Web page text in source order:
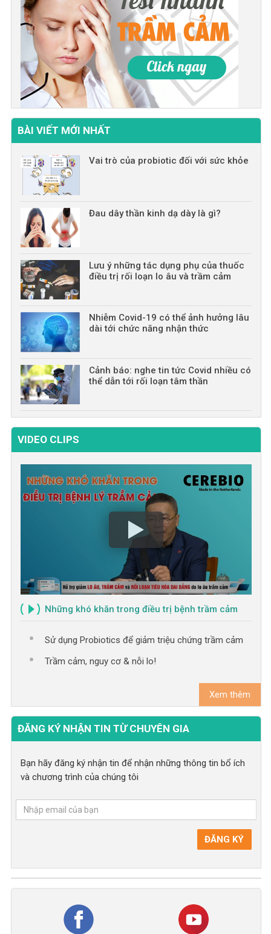
BÀI VIẾT MỚI NHẤT
Vai trò của probiotic đối với sức khỏe
Đau dây thần kinh dạ dày là gì?
Lưu ý những tác dụng phụ của thuốc
điều trị rối loạn lo âu và trầm cảm
Nhiễm Covid-19 có thể ảnh hưởng lâu
dài tới chức năng nhận thức
Cảnh báo: nghe tin tức Covid nhiều có
thể dẫn tới rối loạn tâm thần
VIDEO CLIPS
Những khó khăn trong điều trị bệnh trầm cảm
Sử dụng Probiotics để giảm triệu chứng trầm cảm
Trầm cảm, nguy cơ & nỗi lo!
Xem thêm
ĐĂNG KÝ NHẬN TIN TỪ CHUYÊN GIA
Bạn hãy đăng ký nhận tin để nhận những thông tin bổ ích
và chương trình của chúng tôi